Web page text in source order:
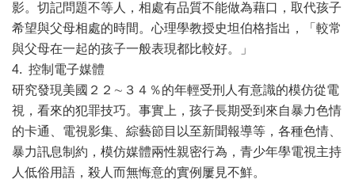
影。切記問題不等人，相處有品質不能做為藉口，取代孩子
希望與父母相處的時間。心理學教授史坦伯格指出，「較常
與父母在一起的孩子一般表現都比較好。」
4. 控制電子媒體
研究發現美國２２∼３４％的年輕受刑人有意識的模仿從電
視，看來的犯罪技巧。事實上，孩子長期受到來自暴力色情
的卡通、電視影集、綜藝節目以至新聞報導等，各種色情、
暴力訊息制約，模仿媒體兩性親密行為，青少年學電視主持
人低俗用語，殺人而無悔意的實例屢見不鮮。